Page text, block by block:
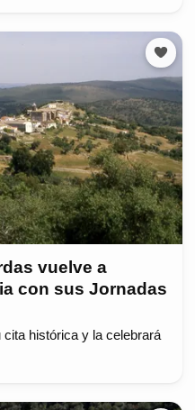
vuelve a
con sus Jornadas
histórica y la celebrará